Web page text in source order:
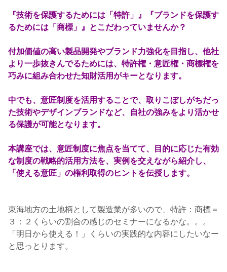
『技術を保護するためには「特許」』『ブランドを保護す
るためには「商標」』とこだわっていませんか？
付加価値の高い製品開発やブランド力強化を目指し、他社
より一歩抜きんでるためには、特許権・意匠権・商標権を
巧みに組み合わせた知財活用がキーとなります。
中でも、意匠制度を活用することで、取りこぼしがちだっ
た技術やデザインブランドなど、自社の強みをより活かせ
る保護が可能となります。
本講座では、意匠制度に焦点を当てて、目的に応じた有効
な制度の戦略的活用方法を、実例を交えながら紹介し、
「使える意匠」の権利取得のヒントを伝授します。
東海地方の土地柄として製造業が多いので、特許：商標＝
３：２くらいの割合の感じのセミナーになるかな。。。
「明日から使える！」くらいの実践的な内容にしたいなー
と思っとります。